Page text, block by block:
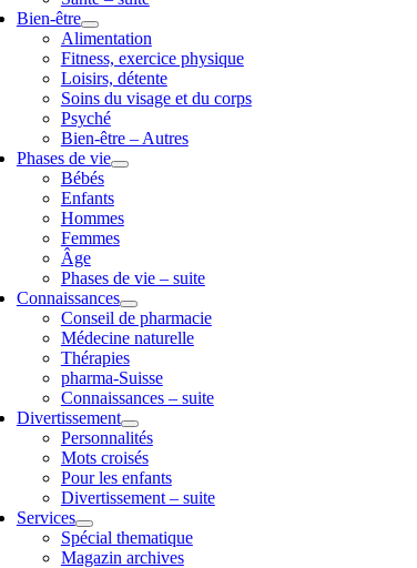
Bien-être
Alimentation
Fitness, exercice physique
Loisirs, détente
Soins du visage et du corps
Psyché
Bien-être – Autres
Phases de vie
Bébés
Enfants
Hommes
Femmes
Âge
Phases de vie – suite
Connaissances
Conseil de pharmacie
Médecine naturelle
Thérapies
pharma-Suisse
Connaissances – suite
Divertissement
Personnalités
Mots croisés
Pour les enfants
Divertissement – suite
Services
Spécial thematique
Magazin archives